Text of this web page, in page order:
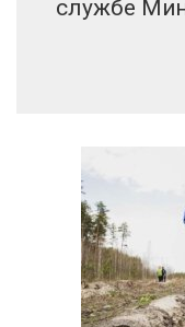
службе